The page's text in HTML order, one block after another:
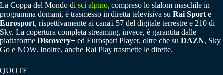
La Coppa del Mondo di sci alpino, compreso lo slalom maschile in
programma domani, è trasmesso in diretta televisiva su Rai Sport e
Eurosport, rispettivamente ai canali 57 del digitale terrestre e 210 di
Sky. La copertura completa streaming, invece, è garantita dalle
piattaforme Discovery+ ed Eurosport Player, oltre che su DAZN, Sky
Go e NOW. Inoltre, anche Rai Play trasmette le dirette.
QUOTE